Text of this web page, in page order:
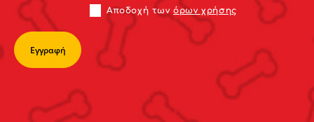
Αποδoχή τωνόρων χρήσης